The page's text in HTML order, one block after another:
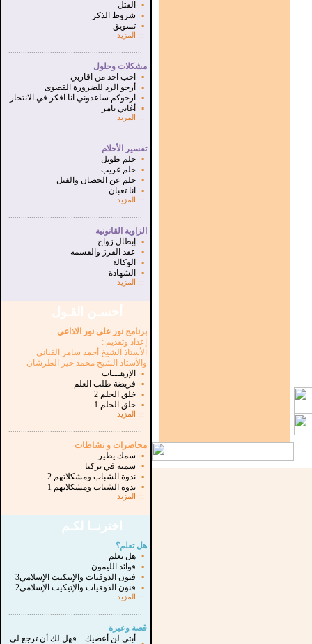
▪
القتل
▪
شروط الذكر
▪
تسويق
:::
المزيد
مشكلات وحلول
▪
احب احد من اقاربي
▪
أرجو الرد للضرورة القصوى
▪
ارجوكم ساعدوني انا افكر في الانتحار
▪
أغاني تامر
:::
المزيد
تفسير الأحلام
▪
حلم طويل
▪
حلم غريب
▪
حلم عن الحصان والفيل
▪
انا تعبان
:::
المزيد
الزاوية القانونية
▪
إبطال زواج
▪
عقد الفرز والقسمه
▪
الوكالة
▪
الشهادة
::: المزيد
أحسـن القـول
برنامج نور على نور الاذاعي
إعداد وتقديم :
الأستاذ الشيخ أحمد سامر القباني
والأستاذ الشيخ محمد خير الطرشان
▪
الإرهـــاب
▪
فريضة طلب العلم
▪
خلق الحلم 2
▪
خلق الحلم 1
:::
المزيد
محاضرات و نشاطات
▪
سمك يطير
▪
سمية في تركيا
▪
ندوة الشباب ومشكلاتهم 2
▪
ندوة الشباب ومشكلاتهم 1
::: المزيد
اخترنــا لكـم
هل تعلم؟
▪
هل تعلم
▪
فوائد الليمون
▪
فنون الذوقيات والإتيكيت الإسلامي3
▪
فنون الذوقيات والإتيكيت الإسلامي2
:::
المزيد
قصة وعبرة
أبتي لن أعصيك... فهل لك أن ترجع لي